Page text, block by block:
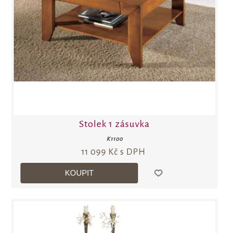
Stolek 1 zásuvka
K1100
11 099 Kč s DPH